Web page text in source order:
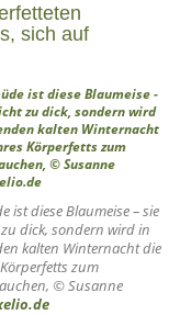
sich auf
ist diese Blaumeise – sie
dick, sondern wird in
kalten Winternacht die
zum
© Susanne